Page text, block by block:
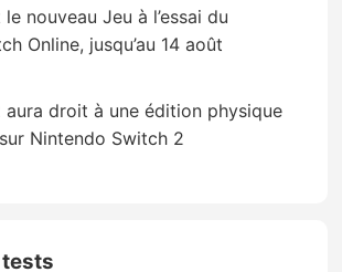
nouveau Jeu à l’essai du
Online, jusqu’au 14 août
droit à une édition physique
Nintendo Switch 2